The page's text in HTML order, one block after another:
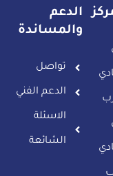
الدعم
والمساندة
تواصل
الدعم الفني
الاسئلة
الشائعة